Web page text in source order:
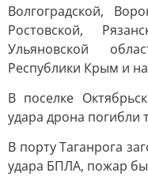
Волгоградской,
Ростовской,
Ульяновской
Республики Крым и
В поселке
удара дрона погибли
В порту Таганрога
удара БПЛА, пожар